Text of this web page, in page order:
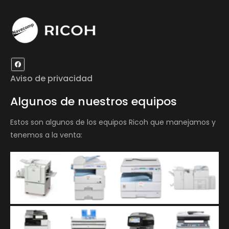
Aviso de privacidad
Algunos de nuestros equipos
Estos son algunos de los equipos Ricoh que manejamos y
tenemos a la venta: